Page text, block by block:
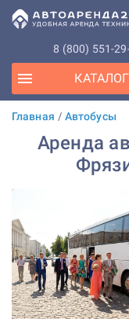
8 (800) 551-
КАТАЛОГ
Главная / Автобусы
Аренда